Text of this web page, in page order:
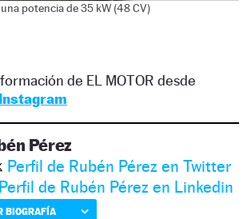
potencia de 35 kW (48 CV)
de EL MOTOR desde
Instagram
Pérez
Perfil de Rubén Pérez en Twitter
Perfil de Rubén Pérez en Linkedin
BIOGRAFÍA